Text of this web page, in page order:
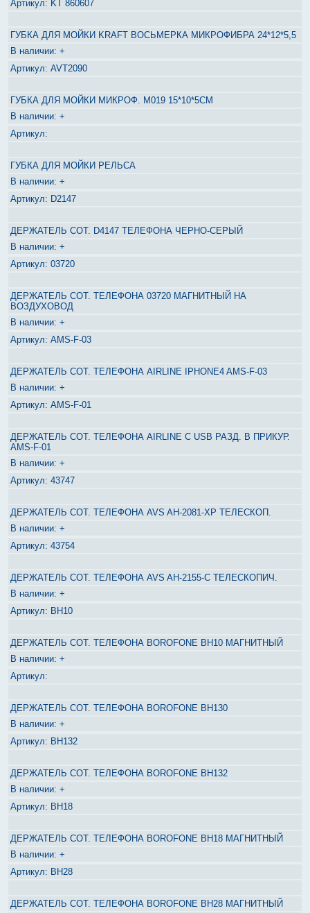
KT 860607
ГУБКА ДЛЯ МОЙКИ KRAFT ВОСЬМЕРКА МИКРОФИБРА 24*12*5,5
+
AVT2090
ГУБКА ДЛЯ МОЙКИ МИКРОФ. М019 15*10*5СМ
+
ГУБКА ДЛЯ МОЙКИ РЕЛЬСА
+
D2147
ДЕРЖАТЕЛЬ СОТ. D4147 ТЕЛЕФОНА ЧЕРНО-СЕРЫЙ
+
03720
ДЕРЖАТЕЛЬ СОТ. ТЕЛЕФОНА 03720 МАГНИТНЫЙ НА
ВОЗДУХОВОД
+
AMS-F-03
ДЕРЖАТЕЛЬ СОТ. ТЕЛЕФОНА AIRLINE IPHONE4 AMS-F-03
+
AMS-F-01
ДЕРЖАТЕЛЬ СОТ. ТЕЛЕФОНА AIRLINE C USB РАЗД. В ПРИКУР.
AMS-F-01
+
43747
ДЕРЖАТЕЛЬ СОТ. ТЕЛЕФОНА AVS AH-2081-XP ТЕЛЕСКОП.
+
43754
ДЕРЖАТЕЛЬ СОТ. ТЕЛЕФОНА AVS AH-2155-C ТЕЛЕСКОПИЧ.
+
BH10
ДЕРЖАТЕЛЬ СОТ. ТЕЛЕФОНА BOROFONE BH10 МАГНИТНЫЙ
+
ДЕРЖАТЕЛЬ СОТ. ТЕЛЕФОНА BOROFONE BH130
+
BH132
ДЕРЖАТЕЛЬ СОТ. ТЕЛЕФОНА BOROFONE BH132
+
BH18
ДЕРЖАТЕЛЬ СОТ. ТЕЛЕФОНА BOROFONE BH18 МАГНИТНЫЙ
+
BH28
ДЕРЖАТЕЛЬ СОТ. ТЕЛЕФОНА BOROFONE BH28 МАГНИТНЫЙ